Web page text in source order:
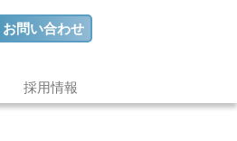
お問い合わせ
採用情報